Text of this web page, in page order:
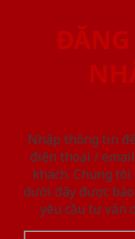
Nhập thông tin
điện thoại /
khách. Chúng
dưới đây được bảo
yêu cầu tư vấn